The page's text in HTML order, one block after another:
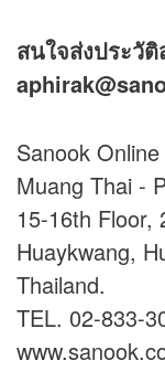
สนใจส่งประวั
Sanook
Muang Thai -
15-16th Floor,
Huaykwang,
Thailand.
TEL. 02-833-